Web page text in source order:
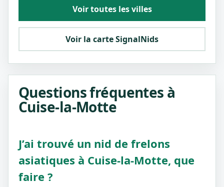
Voir toutes les villes
Voir la carte SignalNids
Questions fréquentes à
Cuise-la-Motte
J’ai trouvé un nid de frelons
asiatiques à Cuise-la-Motte, que
faire ?